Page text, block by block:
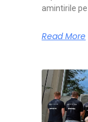
amintirile
Read More